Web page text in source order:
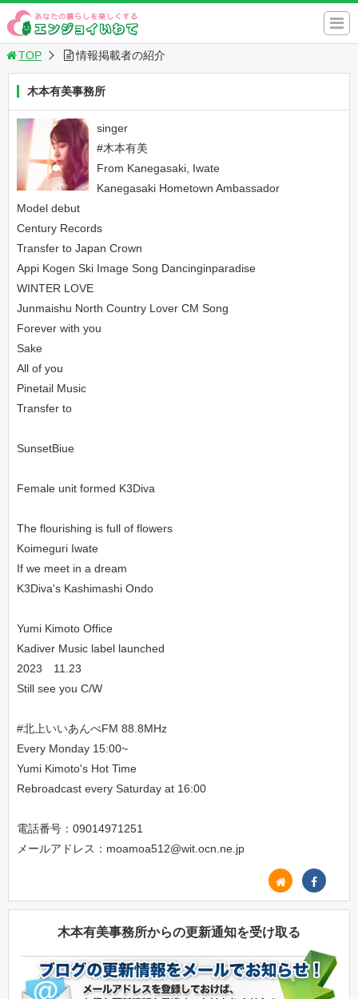
TOP 情報掲載者の紹介
木本有美事務所
singer
#木本有美
From Kanegasaki, Iwate
Kanegasaki Hometown Ambassador
Model debut
Century Records
Transfer to Japan Crown
Appi Kogen Ski Image Song Dancinginparadise
WINTER LOVE
Junmaishu North Country Lover CM Song
Forever with you
Sake
All of you
Pinetail Music
Transfer to
SunsetBiue
Female unit formed K3Diva
The flourishing is full of flowers
Koimeguri Iwate
If we meet in a dream
K3Diva's Kashimashi Ondo
Yumi Kimoto Office
Kadiver Music label launched
2023 11.23
Still see you C/W
#北上いいあんべFM 88.8MHz
Every Monday 15:00~
Yumi Kimoto's Hot Time
Rebroadcast every Saturday at 16:00
電話番号：09014971251
メールアドレス：moamoa512@wit.ocn.ne.jp
木本有美事務所からの更新通知を受け取る